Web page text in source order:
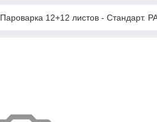
Пароварка 12+12 листов - Стандарт.